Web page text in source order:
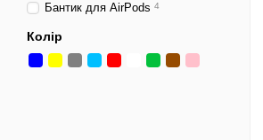
Бантик для AirPods 4
Колір